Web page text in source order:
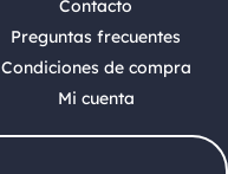
Contacto
Preguntas frecuentes
Condiciones de compra
Mi cuenta